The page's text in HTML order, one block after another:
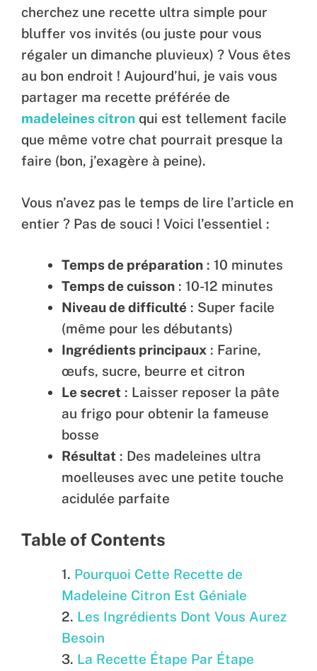
cherchez une recette ultra simple pour
bluffer vos invités (ou juste pour vous
régaler un dimanche pluvieux) ? Vous êtes
au bon endroit ! Aujourd’hui, je vais vous
partager ma recette préférée de
madeleines citron qui est tellement facile
que même votre chat pourrait presque la
faire (bon, j’exagère à peine).
Vous n’avez pas le temps de lire l’article en
entier ? Pas de souci ! Voici l’essentiel :
Temps de préparation : 10 minutes
Temps de cuisson : 10-12 minutes
Niveau de difficulté : Super facile
(même pour les débutants)
Ingrédients principaux : Farine,
œufs, sucre, beurre et citron
Le secret : Laisser reposer la pâte
au frigo pour obtenir la fameuse
bosse
Résultat : Des madeleines ultra
moelleuses avec une petite touche
acidulée parfaite
Table of Contents
Pourquoi Cette Recette de
Madeleine Citron Est Géniale
Les Ingrédients Dont Vous Aurez
Besoin
La Recette Étape Par Étape